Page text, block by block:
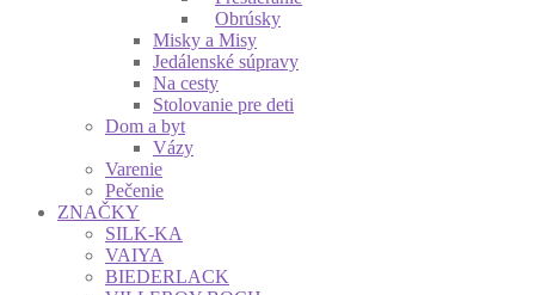
Obrúsky
Misky a Misy
Jedálenské súpravy
Na cesty
Stolovanie pre deti
Dom a byt
Vázy
Varenie
Pečenie
ZNAČKY
SILK-KA
VAIYA
BIEDERLACK